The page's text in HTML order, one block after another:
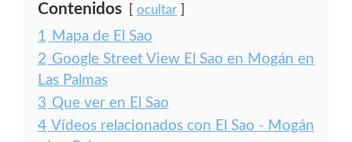
Contenidos ocultar
1 Mapa de El Sao
2 Google Street View El Sao en Mogán en
Las Palmas
3 Que ver en El Sao
4 Vídeos relacionados con El Sao - Mogán